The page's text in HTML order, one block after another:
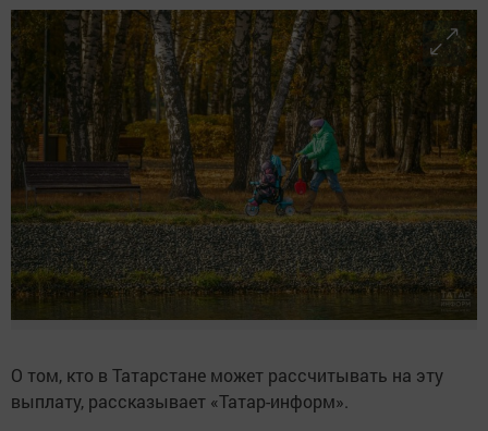
О том, кто в Татарстане может рассчитывать на эту
выплату, рассказывает «Татар-информ».